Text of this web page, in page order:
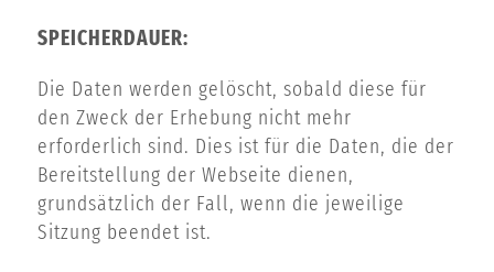
SPEICHERDAUER:
Die Daten werden gelöscht, sobald diese für
den Zweck der Erhebung nicht mehr
erforderlich sind. Dies ist für die Daten, die der
Bereitstellung der Webseite dienen,
grundsätzlich der Fall, wenn die jeweilige
Sitzung beendet ist.